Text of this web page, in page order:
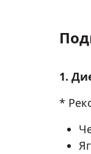
1.
*